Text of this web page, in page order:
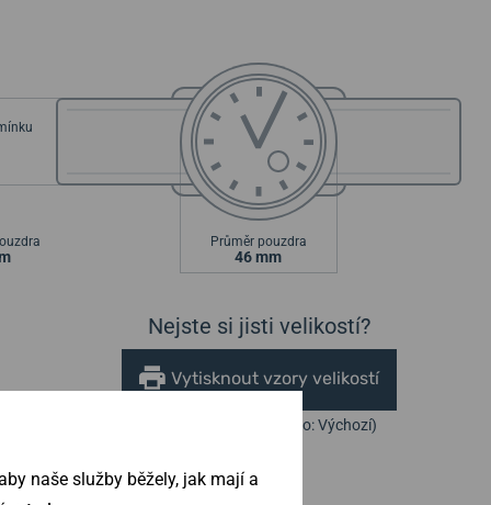
Průměr pouzdra
46 mm
Nejste si jisti velikostí?
Vytisknout vzory velikostí
(U tisku nastavte Měřítko: Výchozí)
naše služby běžely, jak mají a